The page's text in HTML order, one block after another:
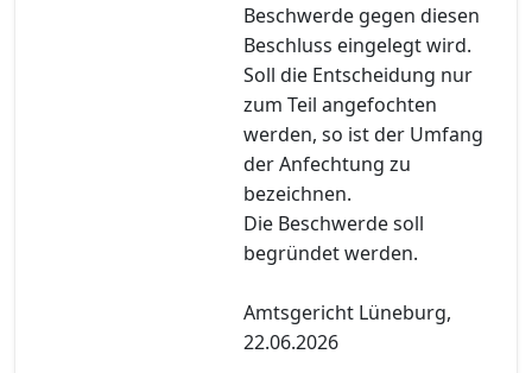
Beschwerde gegen diesen
Beschluss eingelegt wird.
Soll die Entscheidung nur
zum Teil angefochten
werden, so ist der Umfang
der Anfechtung zu
bezeichnen.
Die Beschwerde soll
begründet werden.
Amtsgericht Lüneburg,
22.06.2026